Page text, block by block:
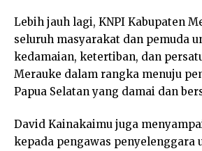
Lebih jauh lagi, KNPI Kabupaten
seluruh masyarakat dan pemuda
kedamaian, ketertiban, dan
Merauke dalam rangka menuju
Papua Selatan yang damai dan
David Kainakaimu juga
kepada pengawas penyelenggara